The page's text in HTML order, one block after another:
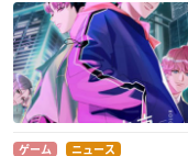
ゲーム ニュース